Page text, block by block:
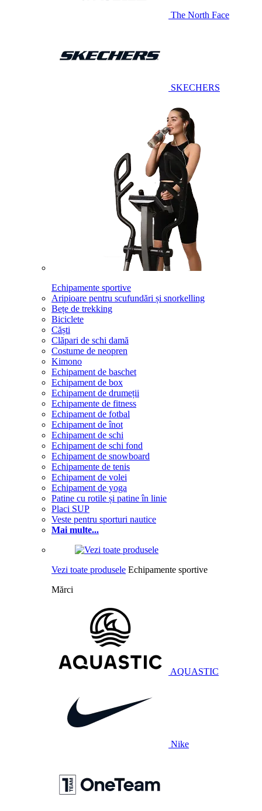
The North Face
SKECHERS
Echipamente sportive
Aripioare pentru scufundări și snorkelling
Bețe de trekking
Biciclete
Căști
Clăpari de schi damă
Costume de neopren
Kimono
Echipament de baschet
Echipament de box
Echipament de drumeții
Echipamente de fitness
Echipament de fotbal
Echipament de înot
Echipament de schi
Echipament de schi fond
Echipament de snowboard
Echipamente de tenis
Echipament de volei
Echipament de yoga
Patine cu rotile și patine în linie
Placi SUP
Veste pentru sporturi nautice
Mai multe...
Vezi toate produsele Echipamente sportive
Mărci
AQUASTIC
Nike